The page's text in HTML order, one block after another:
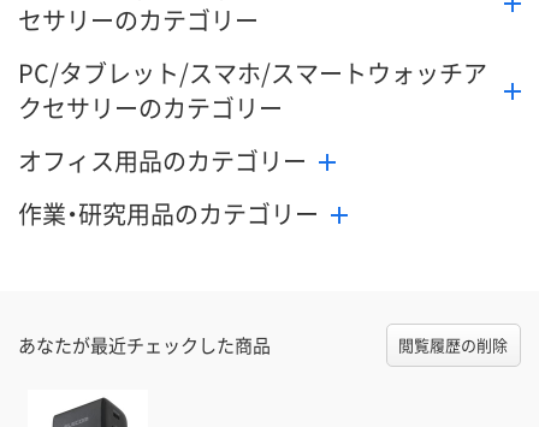
セサリーのカテゴリー
PC/タブレット/スマホ/スマートウォッチア
クセサリーのカテゴリー
オフィス用品のカテゴリー
作業・研究用品のカテゴリー
あなたが最近チェックした商品 閲覧履歴の削除